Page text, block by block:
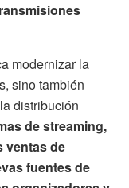
modernizar la
sino también
distribución
de streaming,
ventas de
fuentes de